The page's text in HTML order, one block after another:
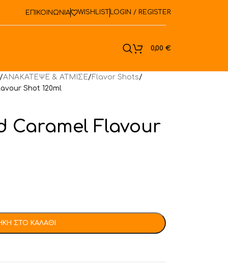
ΕΠΙΚΟΙΝΩΝΙΑ WISHLIST LOGIN / REGISTER
0,00 €
ΑΝΑΚΑΤΕΨΕ & ΑΤΜΙΣΕ/Flavor Shots/
Shot 120ml
Caramel Flavour
ΣΤΟ ΚΑΛΆΘΙ